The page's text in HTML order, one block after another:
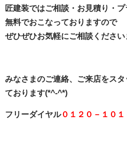
匠建装ではご相談・お見積り・
無料でおこなっておりますので
ぜひぜひお気軽にご相談ください
みなさまのご連絡、ご来店をス
ております(*^-^*)
フリーダイヤル０１２０－１０１